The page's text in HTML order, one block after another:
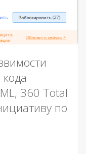
360 Total
по